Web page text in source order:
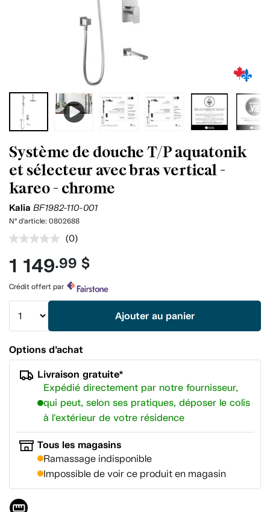
Système de douche T/P aquatonik
et sélecteur avec bras vertical -
kareo - chrome
Kalia BF1982-110-001
N° d'article: 0802688
Aucune
pour
ce
produit.
Lien
vers
page.
(0)
1 149.99 $
Crédit offert par
Ajouter au panier
Options d’achat
Livraison gratuite*
Expédié directement par notre fournisseur,
qui peut, selon ses pratiques, déposer le colis
à l'extérieur de votre résidence
Tous les magasins
Ramassage indisponible
Impossible de voir ce produit en magasin